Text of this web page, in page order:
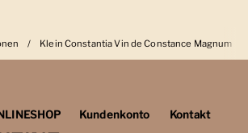
/ Klein Constantia Vin de Constance Magnum
Kundenkonto
Kontakt